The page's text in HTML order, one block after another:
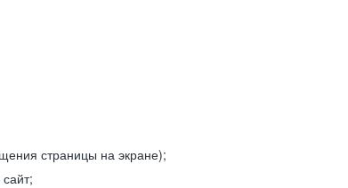
страницы на экране);